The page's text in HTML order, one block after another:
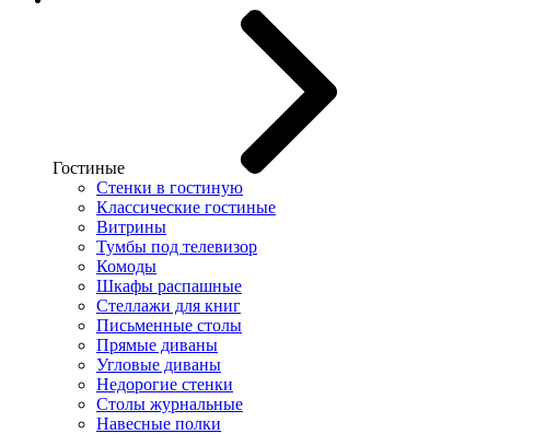
Гостиные
Стенки в гостиную
Классические гостиные
Витрины
Тумбы под телевизор
Комоды
Шкафы распашные
Стеллажи для книг
Письменные столы
Прямые диваны
Угловые диваны
Недорогие стенки
Столы журнальные
Навесные полки